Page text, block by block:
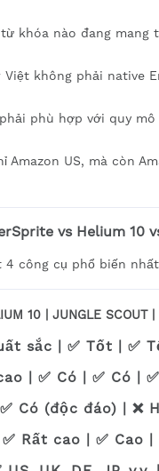
khóa nào đang mang
Việt không phải native
phù hợp với quy
Amazon US, mà còn
vs Helium 10
công cụ phổ biến
10 | JUNGLE SCOUT |
sắc | ✅ Tốt | ✅
| ✅ Có | ✅ Có |
Có (độc đáo) | ❌
Rất cao | ✅ Cao |